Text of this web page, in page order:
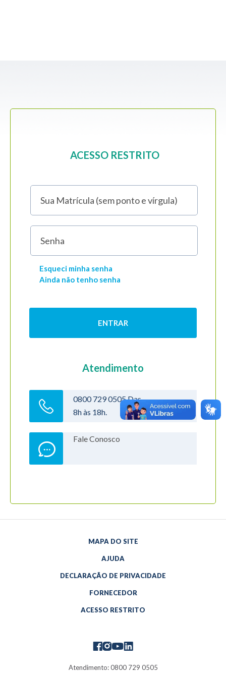
ACESSO RESTRITO
Sua Matrícula (sem ponto e vírgula)
Senha
Esqueci minha senha
Ainda não tenho senha
Atendimento
0800 729 0505 Das
8h às 18h.
Fale Conosco
MAPA DO SITE
AJUDA
DECLARAÇÃO DE PRIVACIDADE
FORNECEDOR
ACESSO RESTRITO
Atendimento: 0800 729 0505